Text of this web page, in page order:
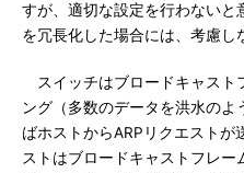
すが、適切な設定を行わないと
を冗長化した場合には、考慮し
スイッチはブロードキャスト
ング（多数のデータを洪水のよ
ばホストからARPリクエストが
ストはブロードキャストフレ